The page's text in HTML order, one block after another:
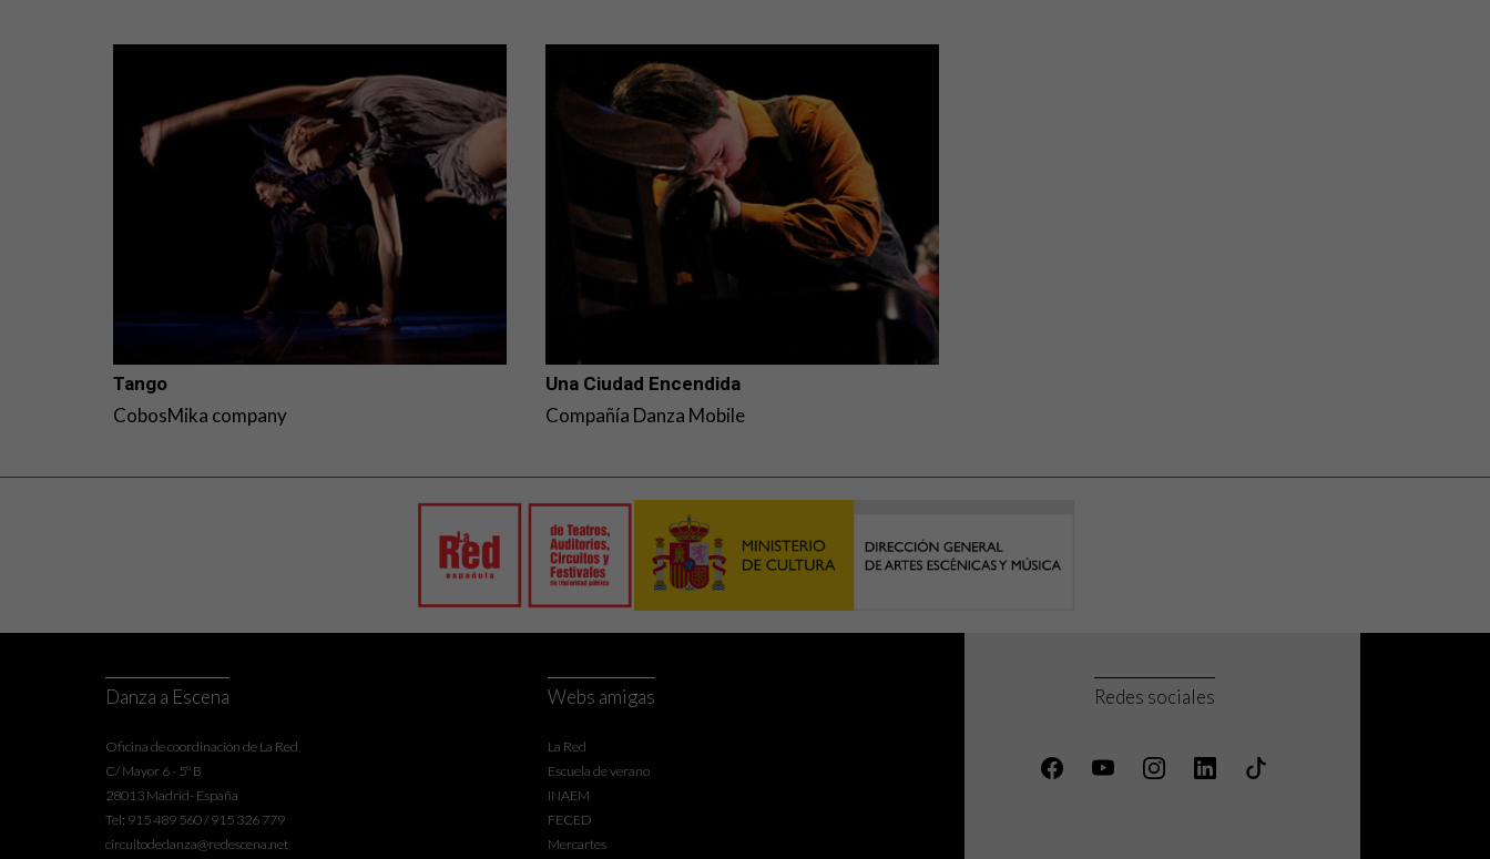
Tango
CobosMika company
Una Ciudad Encendida
Compañía Danza Mobile
Danza a Escena
Oficina de coordinación de La Red
C/ Mayor 6 - 5º B
28013 Madrid- España
Tel: 915 489 560 / 915 326 779
circuitodedanza@redescena.net
Webs amigas
La Red
Escuela de verano
INAEM
FECED
Mercartes
Redes sociales